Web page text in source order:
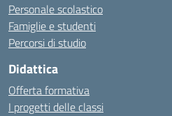
Personale scolastico
Famiglie e studenti
Percorsi di studio
Didattica
Offerta formativa
I progetti delle classi